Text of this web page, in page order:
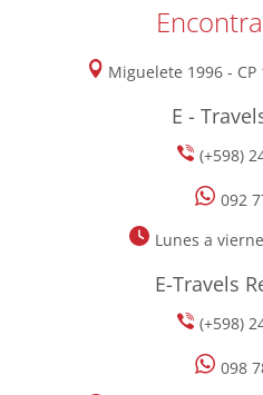
Miguelete 1996 -
E -
(+598)
092
Lunes a
E-Travels
(+598)
098